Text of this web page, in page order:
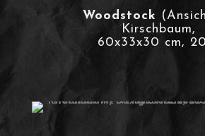
Woodstock
Kirschbaum,
60x33x30 cm,